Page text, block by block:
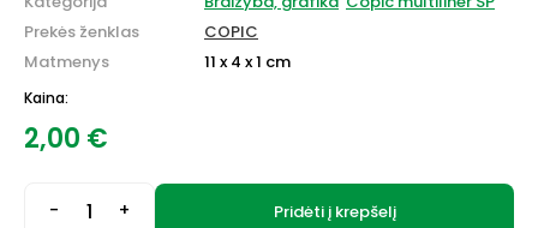
Prekės ženklas
Matmenys
COPIC
11 x 4 x 1 cm
Kaina:
2,00 €
- + Pridėti į krepšelį